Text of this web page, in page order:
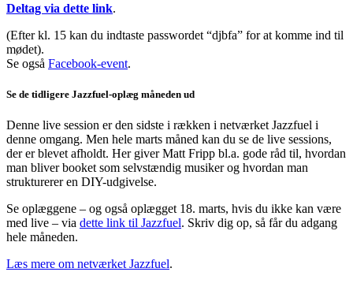
Deltag via dette link.
(Efter kl. 15 kan du indtaste passwordet “djbfa” for at komme ind til
mødet).
Se også Facebook-event.
Se de tidligere Jazzfuel-oplæg måneden ud
Denne live session er den sidste i rækken i netværket Jazzfuel i
denne omgang. Men hele marts måned kan du se de live sessions,
der er blevet afholdt. Her giver Matt Fripp bl.a. gode råd til, hvordan
man bliver booket som selvstændig musiker og hvordan man
strukturerer en DIY-udgivelse.
Se oplæggene – og også oplægget 18. marts, hvis du ikke kan være
med live – via dette link til Jazzfuel. Skriv dig op, så får du adgang
hele måneden.
Læs mere om netværket Jazzfuel.